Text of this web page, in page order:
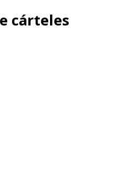
cárteles